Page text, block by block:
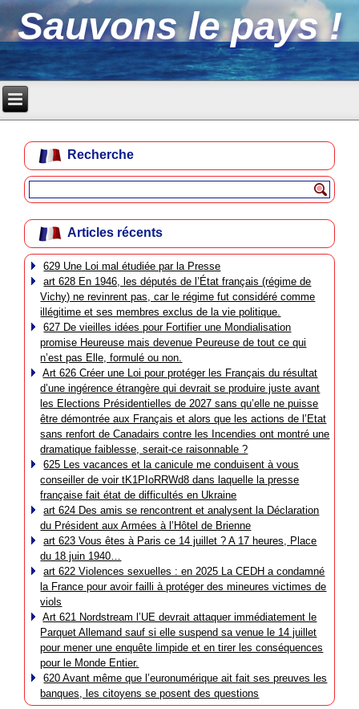
Sauvons le pays !
Recherche
Articles récents
629 Une Loi mal étudiée par la Presse
art 628 En 1946, les députés de l’État français (régime de
Vichy) ne revinrent pas, car le régime fut considéré comme
illégitime et ses membres exclus de la vie politique.
627 De vieilles idées pour Fortifier une Mondialisation
promise Heureuse mais devenue Peureuse de tout ce qui
n’est pas Elle, formulé ou non.
Art 626 Créer une Loi pour protéger les Français du résultat
d’une ingérence étrangère qui devrait se produire juste avant
les Elections Présidentielles de 2027 sans qu’elle ne puisse
être démontrée aux Français et alors que les actions de l’Etat
sans renfort de Canadairs contre les Incendies ont montré une
dramatique faiblesse, serait-ce raisonnable ?
625 Les vacances et la canicule me conduisent à vous
conseiller de voir tK1PIoRRWd8 dans laquelle la presse
française fait état de difficultés en Ukraine
art 624 Des amis se rencontrent et analysent la Déclaration
du Président aux Armées à l’Hôtel de Brienne
art 623 Vous êtes à Paris ce 14 juillet ? A 17 heures, Place
du 18 juin 1940…
art 622 Violences sexuelles : en 2025 La CEDH a condamné
la France pour avoir failli à protéger des mineures victimes de
viols
Art 621 Nordstream l’UE devrait attaquer immédiatement le
Parquet Allemand sauf si elle suspend sa venue le 14 juillet
pour mener une enquête limpide et en tirer les conséquences
pour le Monde Entier.
620 Avant même que l’euronumérique ait fait ses preuves les
banques, les citoyens se posent des questions